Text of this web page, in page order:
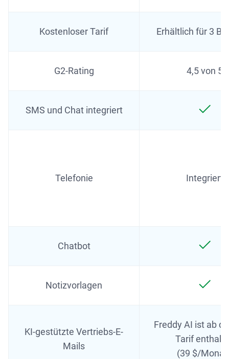
Kostenloser Tarif Erhältlich für 3
G2-Rating 4,5 von 5
SMS und Chat integriert
Telefonie Integriert
Chatbot
Notizvorlagen
KI-gestützte Vertriebs-E-
Mails
Freddy AI ist ab
Tarif
(39 $/